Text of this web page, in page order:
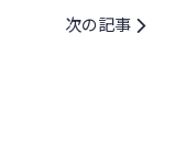
次の記事